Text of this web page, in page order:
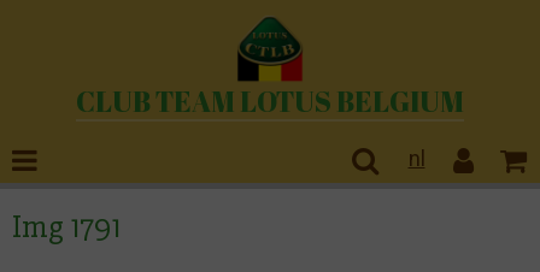
CLUB TEAM LOTUS BELGIUM
nl
Img 1791